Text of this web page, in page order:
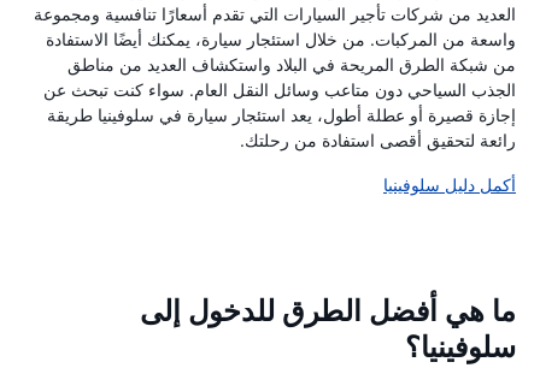
العديد من شركات تأجير السيارات التي تقدم أسعارًا تنافسية ومجموعة
واسعة من المركبات. من خلال استئجار سيارة، يمكنك أيضًا الاستفادة
من شبكة الطرق المريحة في البلاد واستكشاف العديد من مناطق
الجذب السياحي دون متاعب وسائل النقل العام. سواء كنت تبحث عن
إجازة قصيرة أو عطلة أطول، يعد استئجار سيارة في سلوفينيا طريقة
رائعة لتحقيق أقصى استفادة من رحلتك.
أكمل دليل سلوفينيا
ما هي أفضل الطرق للدخول إلى
سلوفينيا؟